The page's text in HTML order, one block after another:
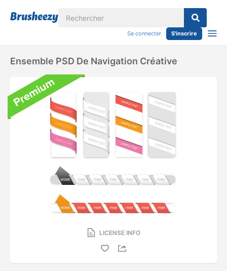
Se connecter S'inscrire
Ensemble PSD De Navigation Créative
LICENSE INFO